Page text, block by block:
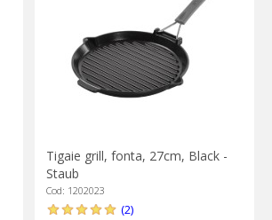
Tigaie grill, fonta, 27cm, Black -
Staub
Cod: 1202023
(2)